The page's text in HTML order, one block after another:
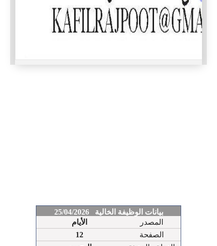
بيانات الوظيفة الخالية 25/04/2026
الأيام
المصدر
12
الصفحة